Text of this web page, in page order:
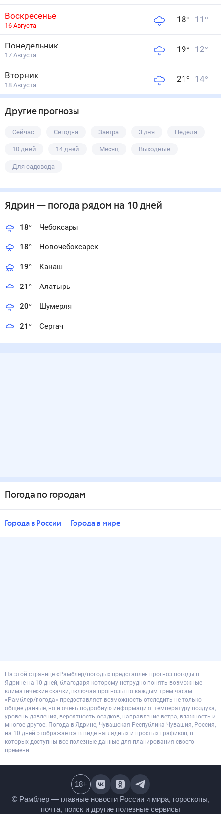
Воскресенье
16 Августа
18° 11 °
Понедельник
17 Августа
19° 12°
Вторник
18 Августа
21 ° 14°
Другие прогнозы
Сейчас Сегодня Завтра 3 дня Неделя
10 дней 14 дней Месяц Выходные
Для садовода
Ядрин — погода рядом на 10 дней
18° Чебоксары
18° Новочебоксарск
19° Канаш
21° Алатырь
20° Шумерля
21° Сергач
Погода по городам
Города в России Города в мире
На этой странице «Рамблер/погоды» представлен прогноз погоды в
Ядрине на 10 дней, благодаря которому нетрудно понять возможные
климатические скачки, включая прогнозы по каждым трем часам.
«Рамблер/погода» предоставляет возможность отследить не только
общие данные, но и очень подробную информацию: температуру воздуха,
уровень давления, вероятность осадков, направление ветра, влажность и
многое другое. Погода в Ядрине, Чувашская Республика-Чувашия, Россия,
на 10 дней отображается в виде наглядных и простых графиков, в
которых доступны все полезные данные для планирования своего
времени.
© Рамблер — главные новости России и мира,
гороскопы, почта, поиск и другие полезные сервисы
18+